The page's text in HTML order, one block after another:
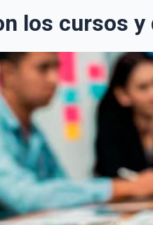
los cursos